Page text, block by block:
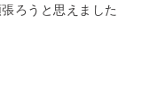
ろうと思えました